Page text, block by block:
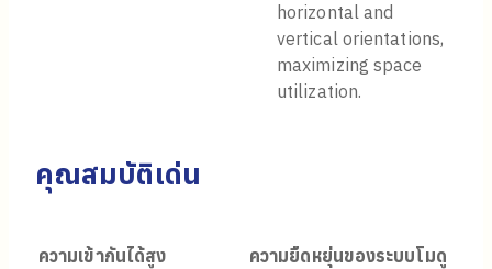
horizontal and
vertical orientations,
maximizing space
utilization.
คุณสมบัติเด่น
ความเข้ากันได้สูง
ความยืดหยุ่นของระบบโมดู